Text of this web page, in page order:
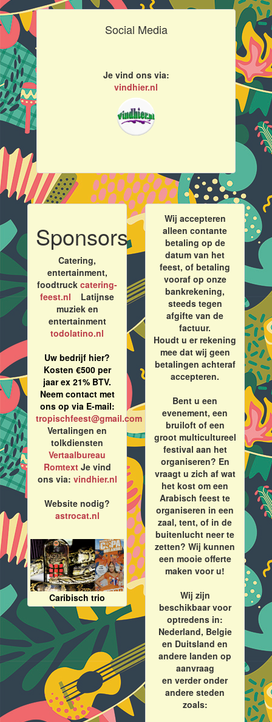
Social Media
Je vind ons via:
vindhier.nl
Sponsors
Catering,
entertainment,
foodtruck catering-
feest.nl Latijnse
muziek en
entertainment
todolatino.nl
Uw bedrijf hier?
Kosten €500 per
jaar ex 21% BTV.
Neem contact met
ons op via E-mail:
tropischfeest@gmail.com
Vertalingen en
tolkdiensten
Vertaalbureau
RomtextJe vind
ons via: vindhier.nl
Website nodig?
astrocat.nl
Caribisch trio
Wij accepteren
alleen contante
betaling op de
datum van het
feest, of betaling
vooraf op onze
bankrekening,
steeds tegen
afgifte van de
factuur.
Houdt u er rekening
mee dat wij geen
betalingen achteraf
accepteren.
Bent u een
evenement, een
bruiloft of een
groot multicultureel
festival aan het
organiseren? En
vraagt u zich af wat
het kost om een
Arabisch feest te
organiseren in een
zaal, tent, of in de
buitenlucht neer te
zetten? Wij kunnen
een mooie offerte
maken voor u!
Wij zijn
beschikbaar voor
optredens in:
Nederland, Belgie
en Duitsland en
andere landen op
aanvraag
en verder onder
andere steden
zoals: